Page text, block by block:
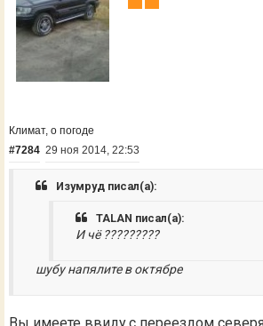
Климат, о погоде
#7284 29 ноя 2014, 22:53
Изумруд писал(а):
TALAN писал(а):
И чё ?????????
шубу напялите в октябре